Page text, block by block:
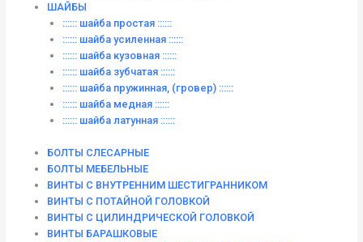
ШАЙБЫ
:::::: шайба простая ::::::
:::::: шайба усиленная ::::::
:::::: шайба кузовная ::::::
:::::: шайба зубчатая ::::::
:::::: шайба пружинная, (гровер) ::::::
:::::: шайба медная ::::::
:::::: шайба латунная ::::::
БОЛТЫ СЛЕСАРНЫЕ
БОЛТЫ МЕБЕЛЬНЫЕ
ВИНТЫ С ВНУТРЕННИМ ШЕСТИГРАННИКОМ
ВИНТЫ С ПОТАЙНОЙ ГОЛОВКОЙ
ВИНТЫ С ЦИЛИНДРИЧЕСКОЙ ГОЛОВКОЙ
ВИНТЫ БАРАШКОВЫЕ